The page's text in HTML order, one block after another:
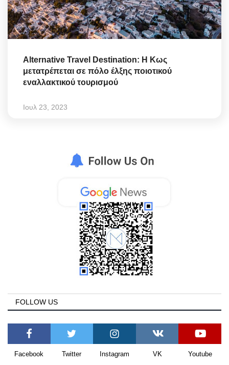
Alternative Travel Destination: Η Κως
μετατρέπεται σε πόλο έλξης ποιοτικού
εναλλακτικού τουρισμού
Ιουλ 23, 2023
FOLLOW US
Facebook Twitter Instagram VK Youtube